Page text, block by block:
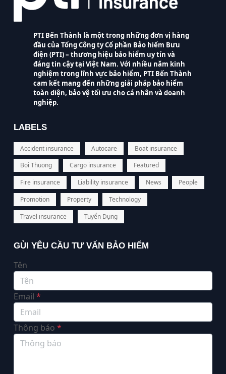
PTI Bến Thành là một trong những đơn vị hàng
đầu của Tổng Công ty Cổ phần Bảo hiểm Bưu
điện (PTI) – thương hiệu bảo hiểm uy tín và
đáng tin cậy tại Việt Nam. Với nhiều năm kinh
nghiệm trong lĩnh vực bảo hiểm, PTI Bến Thành
cam kết mang đến những giải pháp bảo hiểm
toàn diện, bảo vệ tối ưu cho cá nhân và doanh
nghiệp.
LABELS
Accident insurance Autocare
Boat insurance
Boi Thuong
Cargo insurance
Featured
Fire insurance
Liability insurance News
People
Promotion
Property
Technology
Travel insurance
Tuyển Dụng
GỦI YÊU CẦU TƯ VẤN BẢO HIỂM
Tên
Email *
Thông báo *